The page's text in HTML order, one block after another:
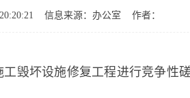
信息来源： 办公室 作者：
毁坏设施修复工程进行竞争性